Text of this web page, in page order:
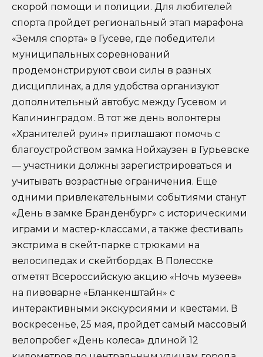
скорой помощи и полиции. Для любителей
спорта пройдет региональный этап марафона
«Земля спорта» в Гусеве, где победители
муниципальных соревнований
продемонстрируют свои силы в разных
дисциплинах, а для удобства организуют
дополнительный автобус между Гусевом и
Калининградом. В тот же день волонтеры
«Хранителей руин» приглашают помочь с
благоустройством замка Нойхаузен в Гурьевске
— участники должны зарегистрироваться и
учитывать возрастные ограничения. Еще
одними привлекательными событиями станут
«День в замке Бранденбург» с историческими
играми и мастер-классами, а также фестиваль
экстрима в скейт-парке с трюками на
велосипедах и скейтбордах. В Полесске
отметят Всероссийскую акцию «Ночь музеев»
на пивоварне «Бланкенштайн» с
интерактивными экскурсиями и квестами. В
воскресенье, 25 мая, пройдет самый массовый
велопробег «День колеса» длиной 12